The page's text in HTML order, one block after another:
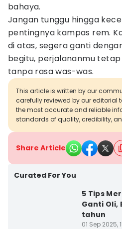
bahaya.
Jangan tunggu hingga
pentingnya kampas rem.
di atas, segera ganti
begitu, perjalananmu
tanpa rasa was-was.
This article is written by our
carefully reviewed by our editorial
the most accurate and reliable
standards of quality, credibility,
Share Article
Curated For You
5 Tips
Ganti Oli,
tahun
01 Sep 2025,